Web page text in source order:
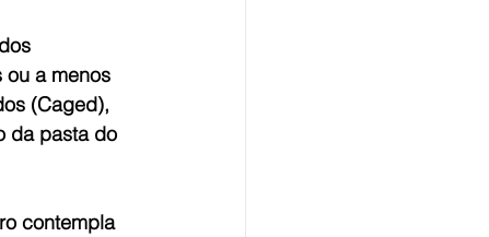
ou a menos
(Caged),
da pasta do
contempla